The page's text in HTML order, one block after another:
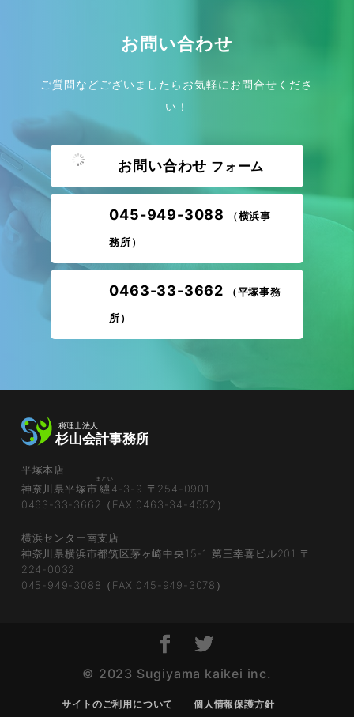
お問い合わせ
ご質問などございましたらお気軽にお問合せくださ
い！
お問い合わせ フォーム
045-949-3088 （横浜事
務所）
0463-33-3662 （平塚事務
所）
平塚本店
神奈川県平塚市纒
まとい
4-3-9 〒254-0901
0463-33-3662（FAX 0463-34-4552）
横浜センター南支店
神奈川県横浜市都筑区茅ヶ崎中央15-1 第三幸喜ビル201 〒
224-0032
045-949-3088（FAX 045-949-3078）
© 2023 Sugiyama kaikei inc.
サイトのご利用について 個人情報保護方針